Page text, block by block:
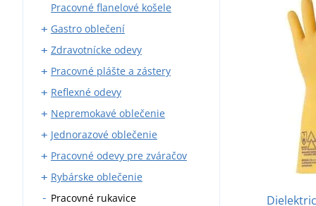
Zateplené montérky
Zateplené
Pracovné flanelové košele
Gastro oblečení
Pracovné nohavice
Zástery
Plášte
Košele a blúzy
Kuchárske rondóny
Kuchárske čiapky
Vesty a mikiny
Kravaty
Zdravotnícke odevy
Zdravotnícke blúzy a košele
Zdravotnícke plášte
Zdravotnícke nohavice
Zdravotnícke vesty a mikiny
Pracovné plášte a zástery
Kováčske zástery
Zváračské zástery
Reflexné odevy
Reflexné vesty
Reflexné bundy
Reflexné tričká
Reflexné mikiny
Reflexné nohavice
Nepremokavé oblečenie
Pláštenky
Nepremokavé kombinézy
Nepremokavé blúzy
Nepremokavé nohavice
Jednorazové oblečenie
Jednorazové čiapky
Jednorazové kombinézy
Rúška
Pracovné odevy pre zváračov
Zváračské rukavice
Zváračské blúzy
Rybárske oblečenie
Rybárske čižmy
Pracovné rukavice